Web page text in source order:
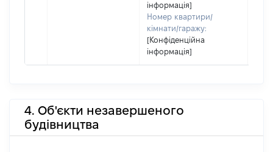
інформація]
Номер квартири/
кімнати/гаражу:
[Конфіденційна
інформація]
4. Об'єкти незавершеного
будівництва